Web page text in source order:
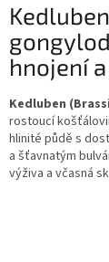
hnojení
Kedluben
rostoucí
hlinité půdě s
a šťavnatým
výživa a včasná